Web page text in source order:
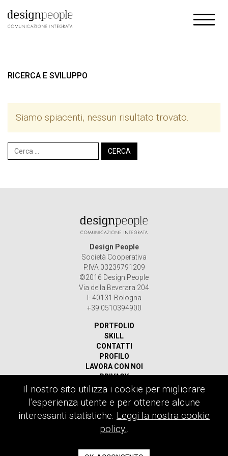
RICERCA E SVILUPPO
Siamo spiacenti, nessun risultato trovato.
Ricerca
per:
Design People
Società Cooperativa
P.IVA 03239791209
©2016 Design People
Via della Beverara 204
I- 40131 Bologna
+39 0510394900
PORTFOLIO
SKILL
CONTATTI
PROFILO
LAVORA CON NOI
PRIVACY
Ricerca
per:
Il nostro sito utilizza i cookie per migliorare
l'esperienza utente e per ottenere alcune
interessanti statistiche. Leggi la nostra cookie
policy..